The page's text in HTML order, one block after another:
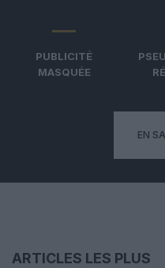
PUBLICITÉ
MASQUÉE
EN
ARTICLES LES PLUS